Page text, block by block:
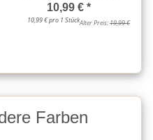
10,99 € *
10,99 € pro 1 StückAlter Preis:19,99 €
Farben